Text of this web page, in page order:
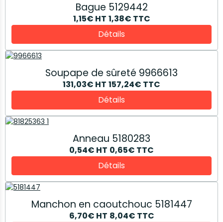
Bague 5129442
1,15€ HT 1,38€ TTC
Détails
Soupape de sûreté 9966613
131,03€ HT 157,24€ TTC
Détails
Anneau 5180283
0,54€ HT 0,65€ TTC
Détails
Manchon en caoutchouc 5181447
6,70€ HT 8,04€ TTC